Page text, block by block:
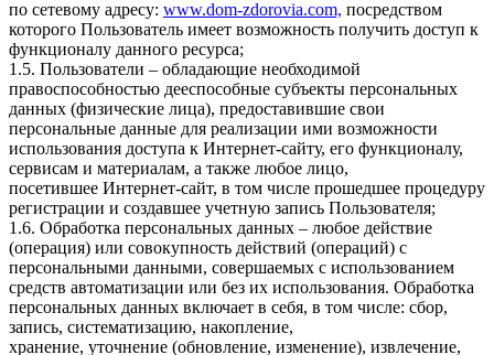
по сетевому адресу: www.dom-zdorovia.com, посредством
которого Пользователь имеет возможность получить доступ к
функционалу данного ресурса;
1.5. Пользователи – обладающие необходимой
правоспособностью дееспособные субъекты персональных
данных (физические лица), предоставившие свои
персональные данные для реализации ими возможности
использования доступа к Интернет-сайту, его функционалу,
сервисам и материалам, а также любое лицо,
посетившее Интернет-сайт, в том числе прошедшее процедуру
регистрации и создавшее учетную запись Пользователя;
1.6. Обработка персональных данных – любое действие
(операция) или совокупность действий (операций) с
персональными данными, совершаемых с использованием
средств автоматизации или без их использования. Обработка
персональных данных включает в себя, в том числе: сбор,
запись, систематизацию, накопление,
хранение, уточнение (обновление, изменение), извлечение,